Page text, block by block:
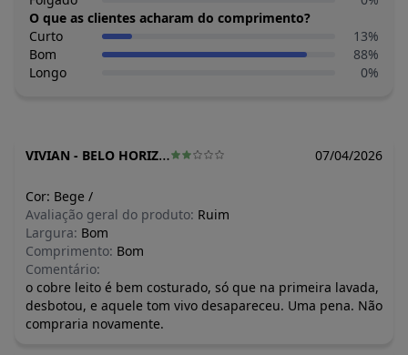
O que as clientes acharam do comprimento?
Curto
13%
Bom
88%
Longo
0%
VIVIAN - BELO HORIZONTE - MG 07/04/2026
Cor: Bege /
Avaliação geral do produto: Ruim
Largura: Bom
Comprimento: Bom
Comentário:
o cobre leito é bem costurado, só que na primeira lavada,
desbotou, e aquele tom vivo desapareceu. Uma pena. Não
compraria novamente.